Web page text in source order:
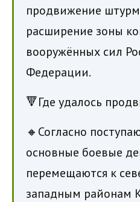
продвижение
расширение зоны
вооружённых сил
Федерации.
🔻Где удалось
🔸Согласно
основные боевые
перемещаются к
западным районам